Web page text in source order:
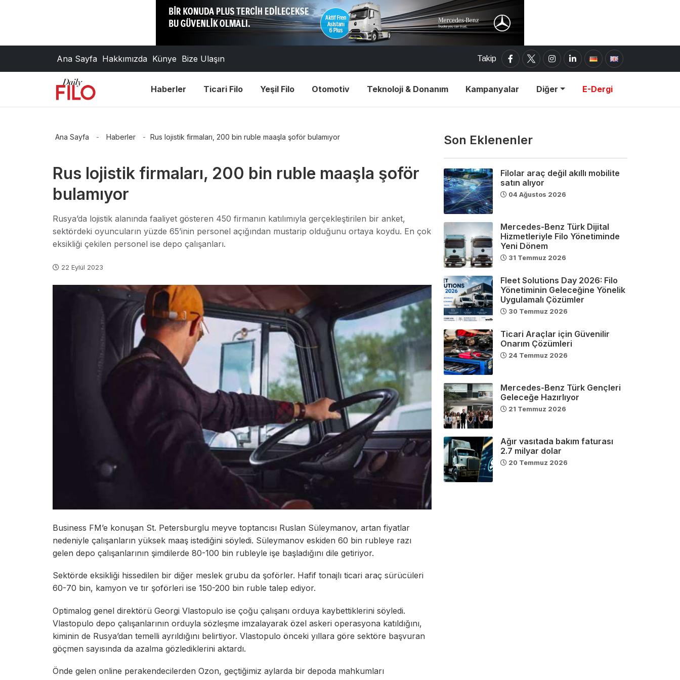
Ana Sayfa Hakkımızda Künye Bize Ulaşın Takip
Haberler Ticari Filo Yeşil Filo Otomotiv Teknoloji & Donanım Kampanyalar Diğer E-Dergi
Ana Sayfa - Haberler - Rus lojistik firmaları, 200 bin ruble maaşla şoför bulamıyor
Rus lojistik firmaları, 200 bin ruble maaşla şoför
bulamıyor
Rusya’da lojistik alanında faaliyet gösteren 450 firmanın katılımıyla gerçekleştirilen bir anket,
sektördeki oyuncuların yüzde 65’inin personel açığından mustarip olduğunu ortaya koydu. En çok
eksikliği çekilen personel ise depo çalışanları.
22 Eylül 2023
Business FM’e konuşan St. Petersburglu meyve toptancısı Ruslan Süleymanov, artan fiyatlar
nedeniyle çalışanların yüksek maaş istediğini söyledi. Süleymanov eskiden 60 bin rubleye razı
gelen depo çalışanlarının şimdilerde 80-100 bin rubleyle işe başladığını dile getiriyor.
Sektörde eksikliği hissedilen bir diğer meslek grubu da şoförler. Hafif tonajlı ticari araç sürücüleri
60-70 bin, kamyon ve tır şoförleri ise 150-200 bin ruble talep ediyor.
Optimalog genel direktörü Georgi Vlastopulo ise çoğu çalışanı orduya kaybettiklerini söyledi.
Vlastopulo depo çalışanlarının orduyla sözleşme imzalayarak özel askeri operasyona katıldığını,
kiminin de Rusya’dan temelli ayrıldığını belirtiyor. Vlastopulo önceki yıllara göre sektöre başvuran
göçmen sayısında da azalma gözlediklerini aktardı.
Önde gelen online perakendecilerden Ozon, geçtiğimiz aylarda bir depoda mahkumları
Son Eklenenler
Filolar araç değil akıllı mobilite
satın alıyor
04 Ağustos 2026
Mercedes-Benz Türk Dijital
Hizmetleriyle Filo Yönetiminde
Yeni Dönem
31 Temmuz 2026
Fleet Solutions Day 2026: Filo
Yönetiminin Geleceğine Yönelik
Uygulamalı Çözümler
30 Temmuz 2026
Ticari Araçlar için Güvenilir
Onarım Çözümleri
24 Temmuz 2026
Mercedes-Benz Türk Gençleri
Geleceğe Hazırlıyor
21 Temmuz 2026
Ağır vasıtada bakım faturası
2.7 milyar dolar
20 Temmuz 2026